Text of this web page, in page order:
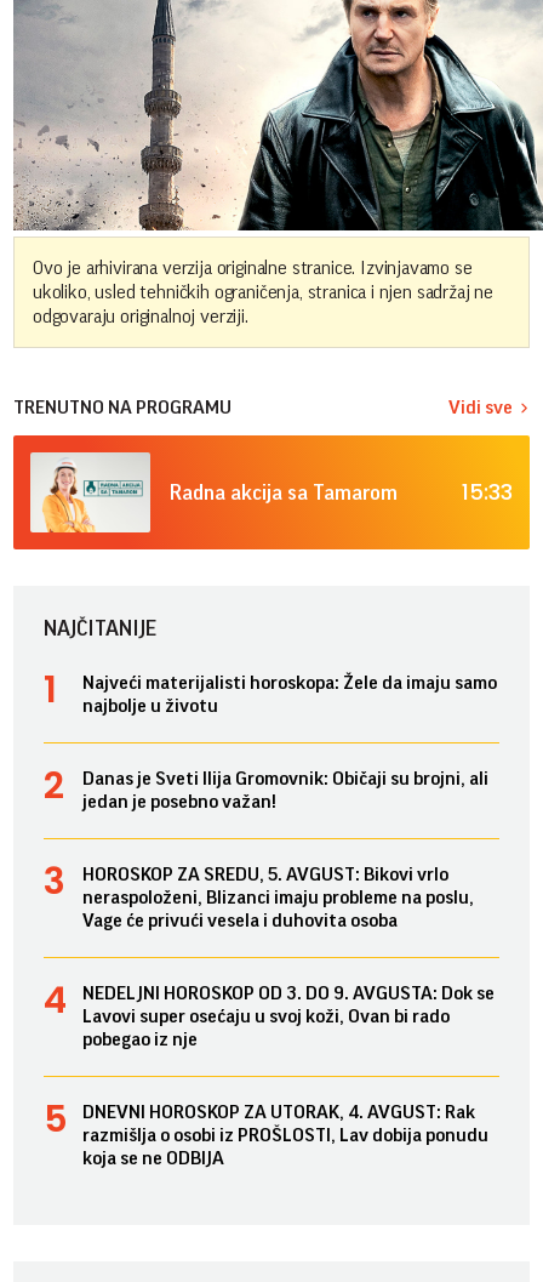
Ovo je arhivirana verzija originalne stranice. Izvinjavamo se
ukoliko, usled tehničkih ograničenja, stranica i njen sadržaj ne
odgovaraju originalnoj verziji.
TRENUTNO NA PROGRAMU Vidi sve
Radna akcija sa Tamarom 15:33
NAJČITANIJE
Najveći materijalisti horoskopa: Žele da imaju samo
najbolje u životu
Danas je Sveti Ilija Gromovnik: Običaji su brojni, ali
jedan je posebno važan!
HOROSKOP ZA SREDU, 5. AVGUST: Bikovi vrlo
neraspoloženi, Blizanci imaju probleme na poslu,
Vage će privući vesela i duhovita osoba
NEDELJNI HOROSKOP OD 3. DO 9. AVGUSTA: Dok se
Lavovi super osećaju u svoj koži, Ovan bi rado
pobegao iz nje
DNEVNI HOROSKOP ZA UTORAK, 4. AVGUST: Rak
razmišlja o osobi iz PROŠLOSTI, Lav dobija ponudu
koja se ne ODBIJA